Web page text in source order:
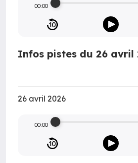
00:00
Infos pistes du 26 avril
26 avril 2026
00:00